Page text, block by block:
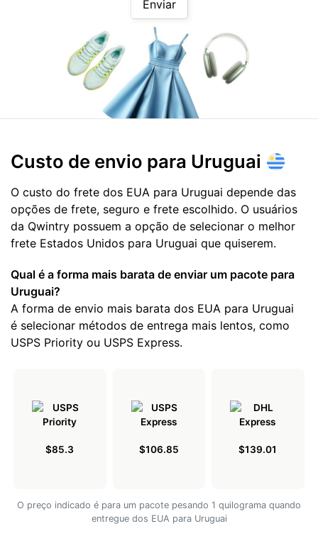
Enviar
Custo de envio para Uruguai
O custo do frete dos EUA para Uruguai depende das
opções de frete, seguro e frete escolhido. O usuários
da Qwintry possuem a opção de selecionar o melhor
frete Estados Unidos para Uruguai que quiserem.
Qual é a forma mais barata de enviar um pacote para
Uruguai?
A forma de envio mais barata dos EUA para Uruguai
é selecionar métodos de entrega mais lentos, como
USPS Priority ou USPS Express.
$85.3 $106.85 $139.01
O preço indicado é para um pacote pesando 1 quilograma quando
entregue dos EUA para Uruguai